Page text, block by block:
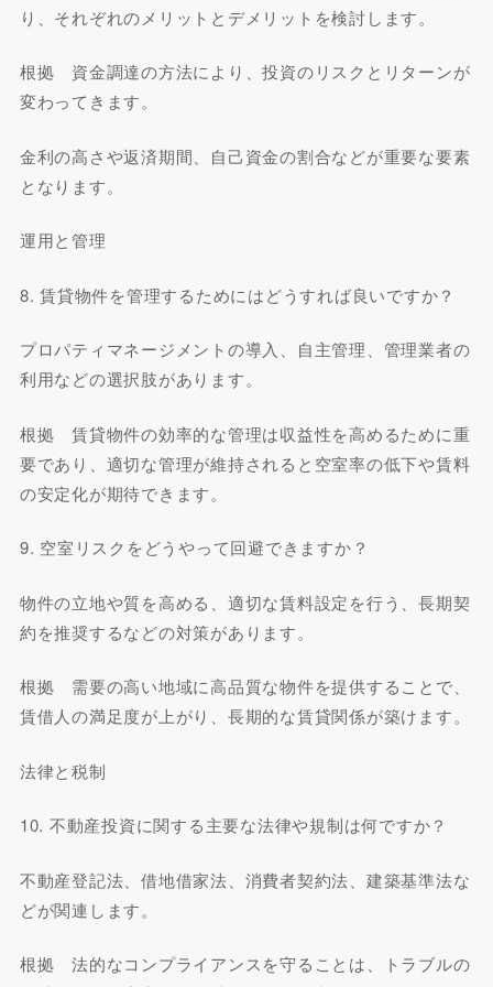
り、それぞれのメリットとデメリットを検討します。
根拠 資金調達の方法により、投資のリスクとリターンが
変わってきます。
金利の高さや返済期間、自己資金の割合などが重要な要素
となります。
運用と管理
8. 賃貸物件を管理するためにはどうすれば良いですか？
プロパティマネージメントの導入、自主管理、管理業者の
利用などの選択肢があります。
根拠 賃貸物件の効率的な管理は収益性を高めるために重
要であり、適切な管理が維持されると空室率の低下や賃料
の安定化が期待できます。
9. 空室リスクをどうやって回避できますか？
物件の立地や質を高める、適切な賃料設定を行う、長期契
約を推奨するなどの対策があります。
根拠 需要の高い地域に高品質な物件を提供することで、
賃借人の満足度が上がり、長期的な賃貸関係が築けます。
法律と税制
10. 不動産投資に関する主要な法律や規制は何ですか？
不動産登記法、借地借家法、消費者契約法、建築基準法な
どが関連します。
根拠 法的なコンプライアンスを守ることは、トラブルの